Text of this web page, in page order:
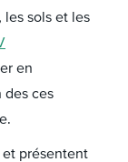
les sols et les
en
des ces
et présentent